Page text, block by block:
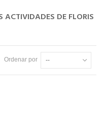
ACTIVIDADES DE FLORIS
Ordenar por --